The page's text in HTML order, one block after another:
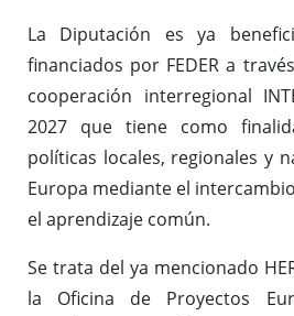
La Diputación es ya
financiados por FEDER a
cooperación interregional
2027 que tiene como
políticas locales, regionales y
Europa mediante el
el aprendizaje común.
Se trata del ya mencionado
la Oficina de Proyectos